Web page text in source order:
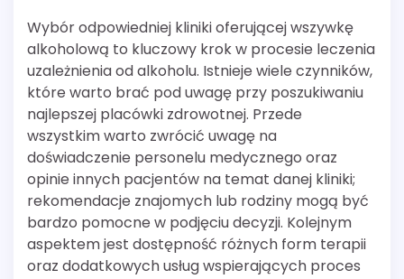
Wybór odpowiedniej kliniki oferującej wszywkę
alkoholową to kluczowy krok w procesie leczenia
uzależnienia od alkoholu. Istnieje wiele czynników,
które warto brać pod uwagę przy poszukiwaniu
najlepszej placówki zdrowotnej. Przede
wszystkim warto zwrócić uwagę na
doświadczenie personelu medycznego oraz
opinie innych pacjentów na temat danej kliniki;
rekomendacje znajomych lub rodziny mogą być
bardzo pomocne w podjęciu decyzji. Kolejnym
aspektem jest dostępność różnych form terapii
oraz dodatkowych usług wspierających proces